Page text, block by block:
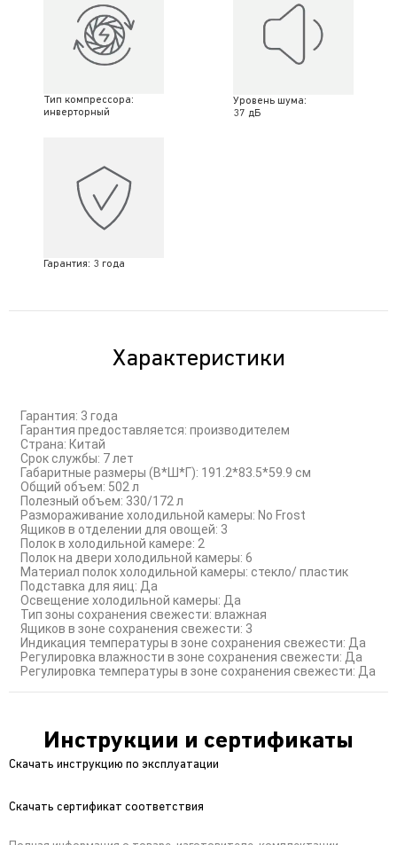
Тип компрессора:
инверторный
Уровень шума:
37 дБ
Гарантия: 3 года
Характеристики
Гарантия: 3 года
Гарантия предоставляется: производителем
Страна: Китай
Срок службы: 7 лет
Габаритные размеры (В*Ш*Г): 191.2*83.5*59.9 см
Общий объем: 502 л
Полезный объем: 330/172 л
Размораживание холодильной камеры: No Frost
Ящиков в отделении для овощей: 3
Полок в холодильной камере: 2
Полок на двери холодильной камеры: 6
Материал полок холодильной камеры: стекло/ пластик
Подставка для яиц: Да
Освещение холодильной камеры: Да
Тип зоны сохранения свежести: влажная
Ящиков в зоне сохранения свежести: 3
Индикация температуры в зоне сохранения свежести: Да
Регулировка влажности в зоне сохранения свежести: Да
Регулировка температуры в зоне сохранения свежести: Да
Инструкции и сертификаты
Скачать инструкцию по эксплуатации
Скачать сертификат соответствия